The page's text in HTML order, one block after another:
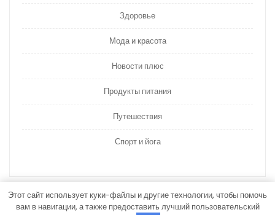
Здоровье
Мода и красота
Новости плюс
Продукты питания
Путешествия
Спорт и йога
Этот сайт использует куки-файлы и другие технологии, чтобы помочь
вам в навигации, а также предоставить лучший пользовательский